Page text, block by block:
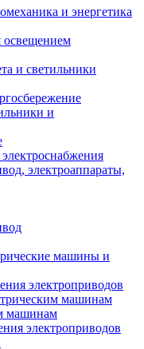
и энергетика
освещением
и светильники
и
электроаппараты,
машины и
электроприводов
машинам
машинам
электроприводов